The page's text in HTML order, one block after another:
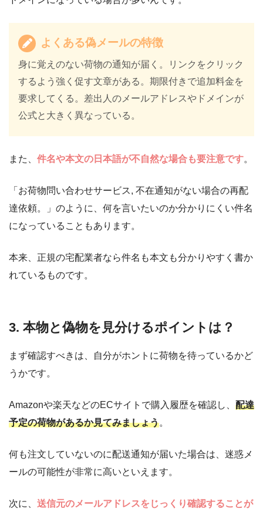
よくある偽メールの特徴
身に覚えのない荷物の通知が届く。リンクをクリック
するよう強く促す文章がある。期限付きで追加料金を
要求してくる。差出人のメールアドレスやドメインが
公式と大きく異なっている。
また、 件名や本文の日本語が不自然な場合も要注意です。
「お荷物問い合わせサービス, 不在通知がない場合の再配
達依頼。」のように、何を言いたいのか分かりにくい件名
になっていることもあります。
本来、正規の宅配業者なら件名も本文も分かりやすく書か
れているものです。
3. 本物と偽物を見分けるポイントは？
まず確認すべきは、自分がホントに荷物を待っているかど
うかです。
Amazonや楽天などのECサイトで購入履歴を確認し、 配達
予定の荷物があるか見てみましょう。
何も注文していないのに配送通知が届いた場合は、迷惑メ
ールの可能性が非常に高いといえます。
次に、 送信元のメールアドレスをじっくり確認することが